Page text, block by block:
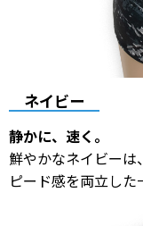
ネイビー
静かに、速く。
鮮やかなネイビーは
ピード感を両立した